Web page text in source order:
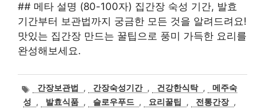
## 메타 설명 (80-100자) 집간장 숙성 기간, 발효
기간부터 보관법까지 궁금한 모든 것을 알려드려요!
맛있는 집간장 만드는 꿀팁으로 풍미 가득한 요리를
완성해보세요.
태간장보관법 , 간장숙성기간 , 건강한식탁 ,
메주숙
성
, 발효식품 , 슬로우푸드 , 요리꿀팁 , 전통간장 ,